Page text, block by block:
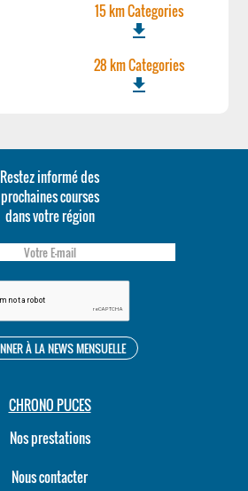
15 km Categories
file_download
28 km Categories
file_download
Restez informé des
prochaines courses
dans votre région
CHRONO PUCES
Nos prestations
Nous contacter